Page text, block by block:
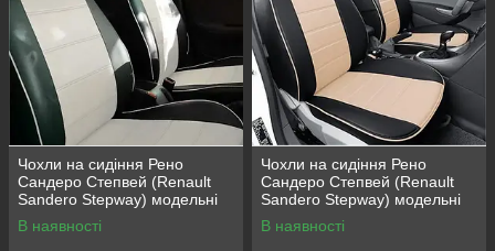
Чохли на сидіння Рено
Сандеро Степвей (Renault
Sandero Stepway) модельні
MAX з екошкіри Чорно-білий
В наявності
Чохли на сидіння Рено
Сандеро Степвей (Renault
Sandero Stepway) модельні
MAX з екошкіри Чорно-
бежевий
В наявності